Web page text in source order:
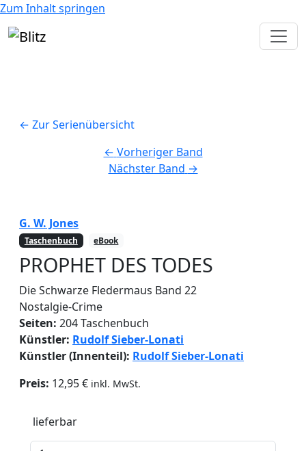
Zum Inhalt springen
← Zur Serienübersicht
← Vorheriger Band
Nächster Band →
G. W. Jones
Taschenbuch eBook
PROPHET DES TODES
Die Schwarze Fledermaus Band 22
Nostalgie-Crime
Seiten: 204 Taschenbuch
Künstler: Rudolf Sieber-Lonati
Künstler (Innenteil): Rudolf Sieber-Lonati
Preis: 12,95 € inkl. MwSt.
lieferbar